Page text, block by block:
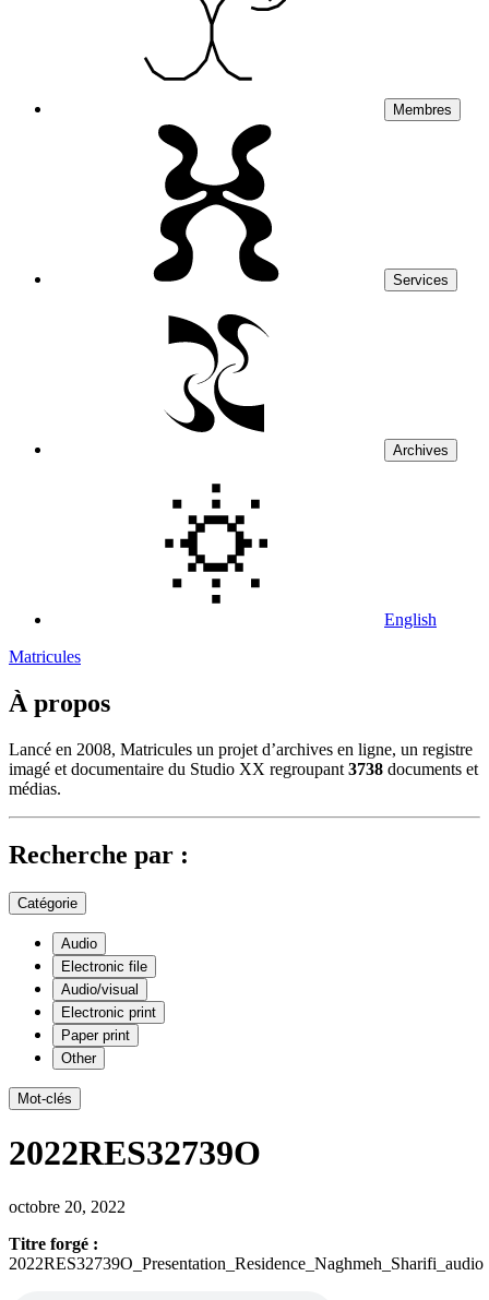
Membres
Services
Archives
English
Matricules
À propos
Lancé en 2008, Matricules un projet d’archives en ligne, un registre
imagé et documentaire du Studio XX regroupant 3738 documents et
médias.
Recherche par :
Catégorie
Audio
Electronic file
Audio/visual
Electronic print
Paper print
Other
Mot-clés
2022RES32739O
octobre 20, 2022
Titre forgé :
2022RES32739O_Presentation_Residence_Naghmeh_Sharifi_audio